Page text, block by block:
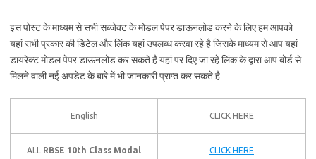
इस पोस्ट के माध्यम से सभी सब्जेक्ट के मोडल पेपर डाऊनलोड करने के लिए हम आपको
यहां सभी प्रकार की डिटेल और लिंक यहां उपलब्ध करवा रहे है जिसके माध्यम से आप यहां
डायरेक्ट मोडल पेपर डाऊनलोड कर सकते है यहां पर दिए जा रहे लिंक के द्वारा आप बोर्ड से
मिलने वाली नई अपडेट के बारे में भी जानकारी प्राप्त कर सकते है
English CLICK HERE
ALL RBSE 10th Class Modal
CLICK HERE